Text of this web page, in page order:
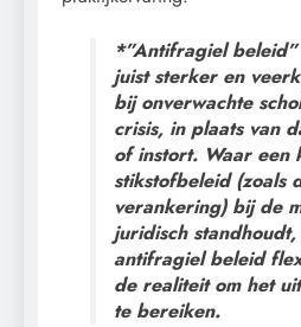
*”Antifragiel
juist sterker en
bij onverwachte
crisis, in plaats van
of instort. Waar een
stikstofbeleid (zoals
verankering) bij de
juridisch
antifragiel beleid
de realiteit om het
te bereiken.